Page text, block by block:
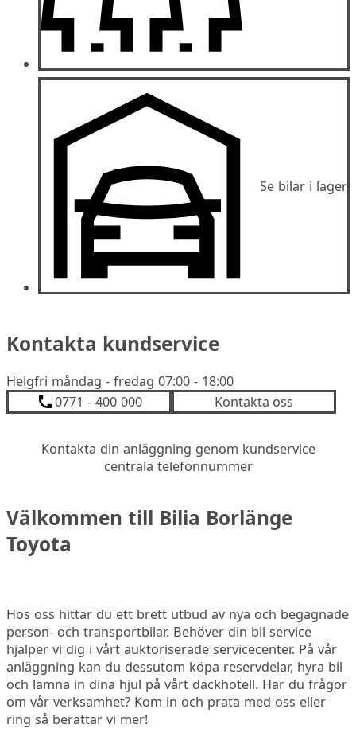
Se bilar i lager
Kontakta kundservice
Helgfri måndag - fredag 07:00 - 18:00
0771 - 400 000
Kontakta oss
Kontakta din anläggning genom kundservice
centrala telefonnummer
Välkommen till Bilia Borlänge
Toyota
Hos oss hittar du ett brett utbud av nya och begagnade
person- och transportbilar. Behöver din bil service
hjälper vi dig i vårt auktoriserade servicecenter. På vår
anläggning kan du dessutom köpa reservdelar, hyra bil
och lämna in dina hjul på vårt däckhotell. Har du frågor
om vår verksamhet? Kom in och prata med oss eller
ring så berättar vi mer!